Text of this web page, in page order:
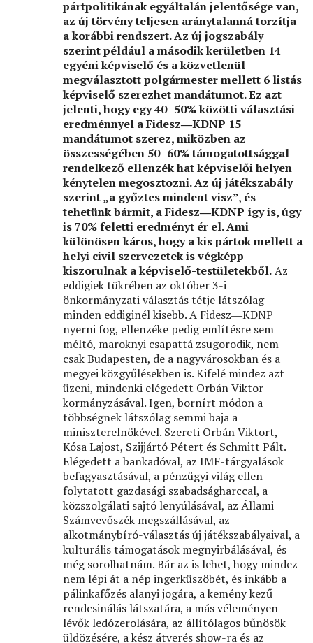
pártpolitikának egyáltalán jelentősége van,
az új törvény teljesen aránytalanná torzítja
a korábbi rendszert. Az új jogszabály
szerint például a második kerületben 14
egyéni képviselő és a közvetlenül
megválasztott polgármester mellett 6 listás
képviselő szerezhet mandátumot. Ez azt
jelenti, hogy egy 40–50% közötti választási
eredménnyel a Fidesz―KDNP 15
mandátumot szerez, miközben az
összességében 50–60% támogatottsággal
rendelkező ellenzék hat képviselői helyen
kénytelen megosztozni. Az új játékszabály
szerint „a győztes mindent visz”, és
tehetünk bármit, a Fidesz―KDNP így is, úgy
is 70% feletti eredményt ér el. Ami
különösen káros, hogy a kis pártok mellett a
helyi civil szervezetek is végképp
kiszorulnak a képviselő-testületekből.Az
eddigiek tükrében az október 3-i
önkormányzati választás tétje látszólag
minden eddiginél kisebb. A Fidesz―KDNP
nyerni fog, ellenzéke pedig említésre sem
méltó, maroknyi csapattá zsugorodik, nem
csak Budapesten, de a nagyvárosokban és a
megyei közgyűlésekben is. Kifelé mindez azt
üzeni, mindenki elégedett Orbán Viktor
kormányzásával. Igen, bornírt módon a
többségnek látszólag semmi baja a
miniszterelnökével. Szereti Orbán Viktort,
Kósa Lajost, Szijjártó Pétert és Schmitt Pált.
Elégedett a bankadóval, az IMF-tárgyalások
befagyasztásával, a pénzügyi világ ellen
folytatott gazdasági szabadságharccal, a
közszolgálati sajtó lenyúlásával, az Állami
Számvevőszék megszállásával, az
alkotmánybíró-választás új játékszabályaival, a
kulturális támogatások megnyirbálásával, és
még sorolhatnám. Bár az is lehet, hogy mindez
nem lépi át a nép ingerküszöbét, és inkább a
pálinkafőzés alanyi jogára, a kemény kezű
rendcsinálás látszatára, a más véleményen
lévők ledózerolására, az állítólagos bűnösök
üldözésére, a kész átverés show-ra és az